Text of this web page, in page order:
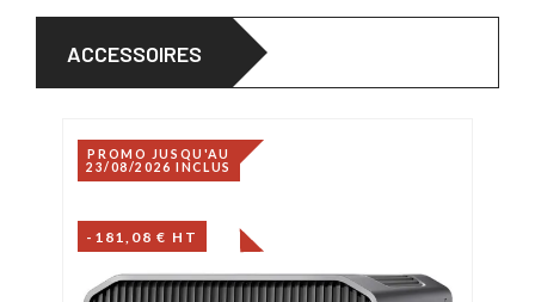
ACCESSOIRES
PROMO JUSQU'AU
23/08/2026 INCLUS
-181,08 € HT